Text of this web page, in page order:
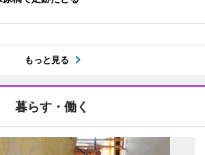
もっと見る
暮らす・働く